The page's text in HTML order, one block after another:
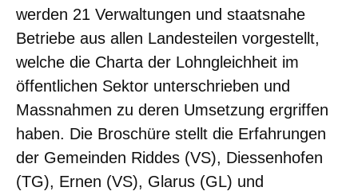
werden 21 Verwaltungen und staatsnahe
Betriebe aus allen Landesteilen vorgestellt,
welche die Charta der Lohngleichheit im
öffentlichen Sektor unterschrieben und
Massnahmen zu deren Umsetzung ergriffen
haben. Die Broschüre stellt die Erfahrungen
der Gemeinden Riddes (VS), Diessenhofen
(TG), Ernen (VS), Glarus (GL) und